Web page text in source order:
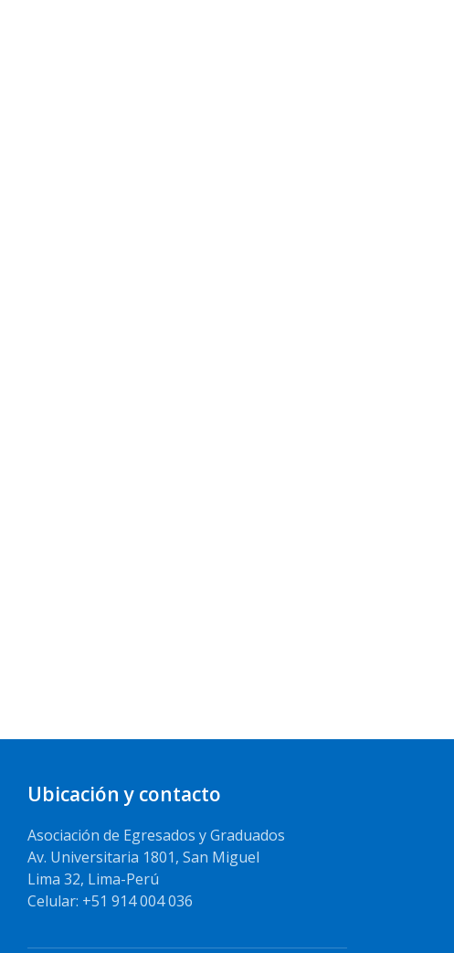
Ubicación y contacto
Asociación de Egresados y Graduados
Av. Universitaria 1801, San Miguel
Lima 32, Lima-Perú
Celular: +51 914 004 036